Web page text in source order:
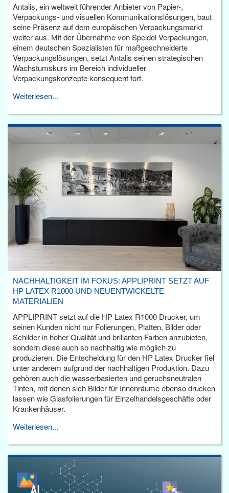
Antalis, ein weltweit führender Anbieter von Papier-,
Verpackungs- und visuellen Kommunikationslösungen, baut
seine Präsenz auf dem europäischen Verpackungsmarkt
weiter aus. Mit der Übernahme von Speidel Verpackungen,
einem deutschen Spezialisten für maßgeschneiderte
Verpackungslösungen, setzt Antalis seinen strategischen
Wachstumskurs im Bereich individueller
Verpackungskonzepte konsequent fort.
Weiterlesen...
NACHHALTIGKEIT IM FOKUS: APPLIPRINT SETZT AUF
HP LATEX R1000 UND NEUENTWICKELTE
MATERIALIEN
APPLIPRINT setzt auf die HP Latex R1000 Drucker, um
seinen Kunden nicht nur Folierungen, Platten, Bilder oder
Schilder in hoher Qualität und brillanten Farben anzubieten,
sondern diese auch so nachhaltig wie möglich zu
produzieren. Die Entscheidung für den HP Latex Drucker fiel
unter anderem aufgrund der nachhaltigen Produktion. Dazu
gehören auch die wasserbasierten und geruchsneutralen
Tinten, mit denen sich Bilder für Innenräume ebenso drucken
lassen wie Glasfolierungen für Einzelhandelsgeschäfte oder
Krankenhäuser.
Weiterlesen...